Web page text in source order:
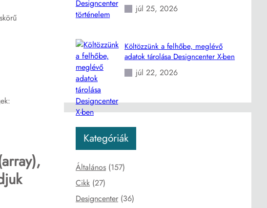
júl 25, 2026
Költözzünk a felhőbe, meglévő
adatok tárolása Designcenter X-ben
júl 22, 2026
Kategóriák
Általános (157)
Cikk (27)
Designcenter (36)